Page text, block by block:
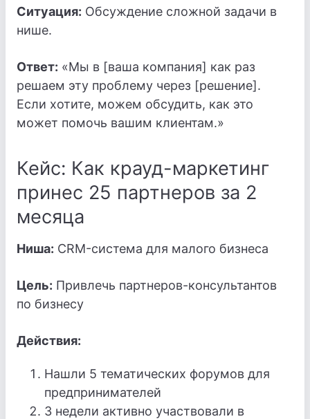
Ситуация: Обсуждение сложной задачи в
нише.
Ответ: «Мы в [ваша компания] как раз
решаем эту проблему через [решение].
Если хотите, можем обсудить, как это
может помочь вашим клиентам.»
Кейс: Как крауд-маркетинг
принес 25 партнеров за 2
месяца
Ниша: CRM-система для малого бизнеса
Цель: Привлечь партнеров-консультантов
по бизнесу
Действия:
Нашли 5 тематических форумов для
предпринимателей
3 недели активно участвовали в